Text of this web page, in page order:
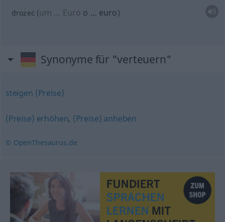
drożeć (um … Euro o … euro)
Synonyme für "verteuern"
steigen (Preise)
(Preise) erhöhen, (Preise) anheben
© OpenThesaurus.de